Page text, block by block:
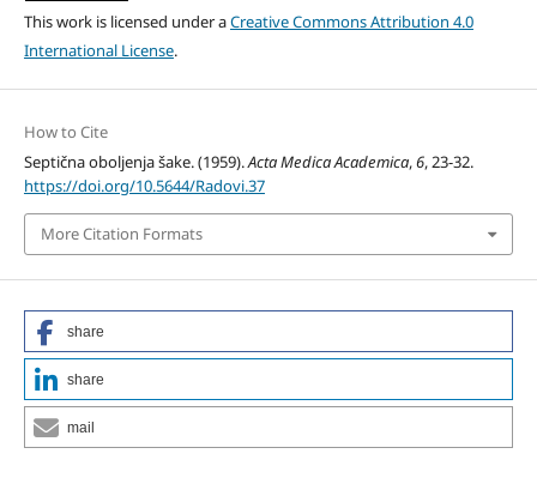
This work is licensed under aCreative Commons Attribution 4.0
International License.
How to Cite
Septična oboljenja šake. (1959).Acta Medica Academica,6, 23-32.
https://doi.org/10.5644/Radovi.37
More Citation Formats
share
share
mail